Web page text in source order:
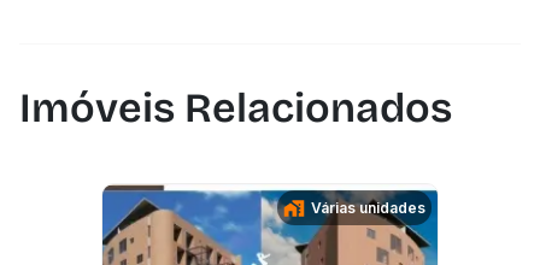
Imóveis Relacionados
Várias unidades